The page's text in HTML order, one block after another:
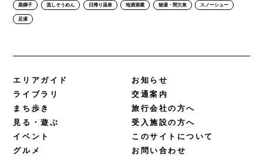
黒獅子 流しそうめん 日帰り温泉 地酒酒蔵 秘湯・間欠泉 スノーシュー
足湯
エリアガイド
ライブラリ
まち歩き
見る・遊ぶ
イベント
グルメ
お知らせ
交通案内
旅行会社の方へ
受入施設の方へ
このサイトについて
お問い合わせ